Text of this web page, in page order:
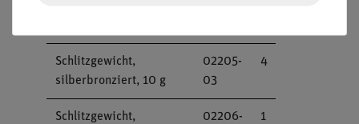
Schlitzgewicht,
silberbronziert, 10 g
02205-
03
4
Schlitzgewicht,
02206-
1